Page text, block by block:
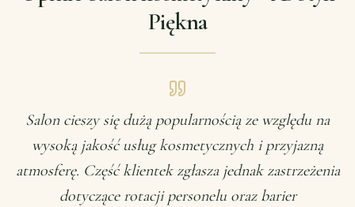
Piękna
Salon cieszy się dużą popularnością ze względu na
wysoką jakość usług kosmetycznych i przyjazną
atmosferę. Część klientek zgłasza jednak zastrzeżenia
dotyczące rotacji personelu oraz barier